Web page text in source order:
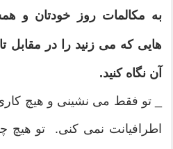
به مکالمات روز خودتان و
هایی که می زنید را در مقابل
آن نگاه کنید.
_ تو فقط می نشینی و هیچ
اطرافیانت نمی کنی. تو هیچ